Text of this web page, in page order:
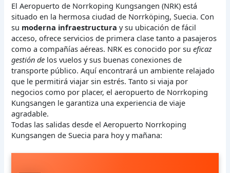
El Aeropuerto de Norrkoping Kungsangen (NRK) está
situado en la hermosa ciudad de Norrköping, Suecia. Con
su moderna infraestructura y su ubicación de fácil
acceso, ofrece servicios de primera clase tanto a pasajeros
como a compañías aéreas. NRK es conocido por sueficaz
gestión de los vuelos y sus buenas conexiones de
transporte público. Aquí encontrará un ambiente relajado
que le permitirá viajar sin estrés. Tanto si viaja por
negocios como por placer, el aeropuerto de Norrkoping
Kungsangen le garantiza una experiencia de viaje
agradable.
Todas las salidas desde el Aeropuerto Norrkoping
Kungsangen de Suecia para hoy y mañana: